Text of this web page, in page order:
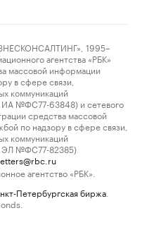
1995–
агентства «РБК»
массовой информации
в сфере связи,
коммуникаций
ИА №ФС77-63848) и сетевого
средства массовой
по надзору в сфере связи,
коммуникаций
ЭЛ №ФС77-82385)
агентство «РБК».
Петербургская биржа